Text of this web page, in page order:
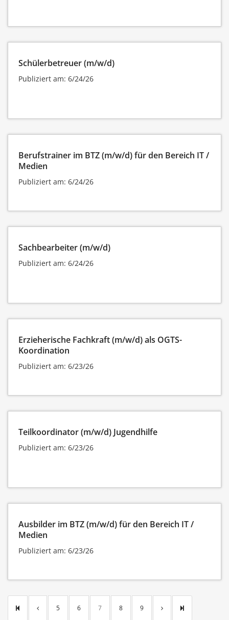
Schülerbetreuer (m/w/d)
Publiziert am: 6/24/26
Berufstrainer im BTZ (m/w/d) für den Bereich IT /
Medien
Publiziert am: 6/24/26
Sachbearbeiter (m/w/d)
Publiziert am: 6/24/26
Erzieherische Fachkraft (m/w/d) als OGTS-
Koordination
Publiziert am: 6/23/26
Teilkoordinator (m/w/d) Jugendhilfe
Publiziert am: 6/23/26
Ausbilder im BTZ (m/w/d) für den Bereich IT /
Medien
Publiziert am: 6/23/26
5 6 7 8 9